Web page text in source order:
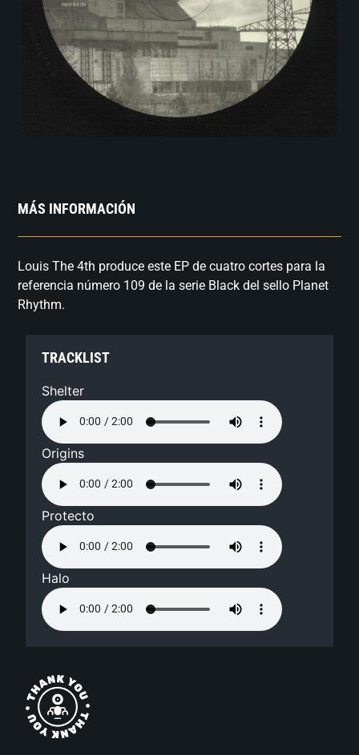
MÁS INFORMACIÓN
Louis The 4th produce este EP de cuatro cortes para la
referencia número 109 de la serie Black del sello Planet
Rhythm.
TRACKLIST
Shelter
Origins
Protecto
Halo